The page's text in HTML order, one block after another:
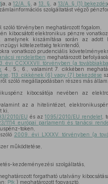
ja, a12/A. § , a 13. § , a 13/A. § (1) bekezdés
szolgáltatást végző
törvényben meghatározott fogalom,
kibocsátott elektronikus pénzre
kiszámítása során az adott
kötelezettség tekintendő,
vonatkozó prudenciális
rendeletben meghatározott
évi CCXXXVII. törvényben (a
4., 5., 6., valamint 7. cikkében
113. cikkének (6) vagy (7) bekezdése
szóló megállapodásban részes más állam,
kibocsátója nevében az
az a hitelintézet,
ki,
2010/EU és az1095/2010/EU rendelet ,
1114 európai parlamenti és tanácsi
token,
2009. évi LXXXV. törvényben (a
működtetése,
kezdeményezési szolgáltatás,
forgatható utalvány
Ptk. ) meghatározott fogyasztó,